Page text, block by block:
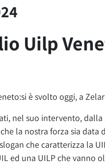
Uilp
è svolto oggi, a
nel suo intervento, dalla
la nostra forza sia
che caratterizza la
ed una UILP che vanno